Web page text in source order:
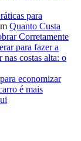
para
Quanto Custa
Corretamente
para fazer a
nas costas alta: o
economizar
é mais